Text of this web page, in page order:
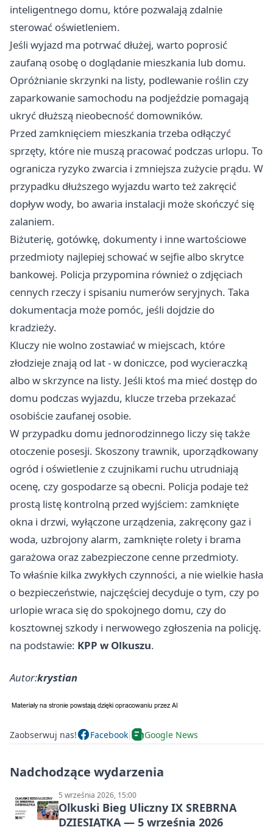
inteligentnego domu, które pozwalają zdalnie
sterować oświetleniem.
Jeśli wyjazd ma potrwać dłużej, warto poprosić
zaufaną osobę o doglądanie mieszkania lub domu.
Opróżnianie skrzynki na listy, podlewanie roślin czy
zaparkowanie samochodu na podjeździe pomagają
ukryć dłuższą nieobecność domowników.
Przed zamknięciem mieszkania trzeba odłączyć
sprzęty, które nie muszą pracować podczas urlopu. To
ogranicza ryzyko zwarcia i zmniejsza zużycie prądu. W
przypadku dłuższego wyjazdu warto też zakręcić
dopływ wody, bo awaria instalacji może skończyć się
zalaniem.
Biżuterię, gotówkę, dokumenty i inne wartościowe
przedmioty najlepiej schować w sejfie albo skrytce
bankowej. Policja przypomina również o zdjęciach
cennych rzeczy i spisaniu numerów seryjnych. Taka
dokumentacja może pomóc, jeśli dojdzie do
kradzieży.
Kluczy nie wolno zostawiać w miejscach, które
złodzieje znają od lat - w doniczce, pod wycieraczką
albo w skrzynce na listy. Jeśli ktoś ma mieć dostęp do
domu podczas wyjazdu, klucze trzeba przekazać
osobiście zaufanej osobie.
W przypadku domu jednorodzinnego liczy się także
otoczenie posesji. Skoszony trawnik, uporządkowany
ogród i oświetlenie z czujnikami ruchu utrudniają
ocenę, czy gospodarze są obecni. Policja podaje też
prostą listę kontrolną przed wyjściem: zamknięte
okna i drzwi, wyłączone urządzenia, zakręcony gaz i
woda, uzbrojony alarm, zamknięte rolety i brama
garażowa oraz zabezpieczone cenne przedmioty.
To właśnie kilka zwykłych czynności, a nie wielkie hasła
o bezpieczeństwie, najczęściej decyduje o tym, czy po
urlopie wraca się do spokojnego domu, czy do
kosztownej szkody i nerwowego zgłoszenia na policję.
na podstawie: KPP w Olkuszu.
Autor:krystian
Zaobserwuj nas! Facebook Google News
Nadchodzące wydarzenia
5 września 2026, 15:00
Olkuski Bieg Uliczny IX SREBRNA
DZIESIĄTKA — 5 września 2026